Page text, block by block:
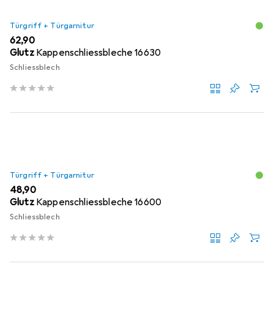
Türgriff + Türgarnitur
EUR
62,90
Glutz Kappenschliessbleche 16630
Schliessblech
Türgriff + Türgarnitur
EUR
48,90
Glutz Kappenschliessbleche 16600
Schliessblech